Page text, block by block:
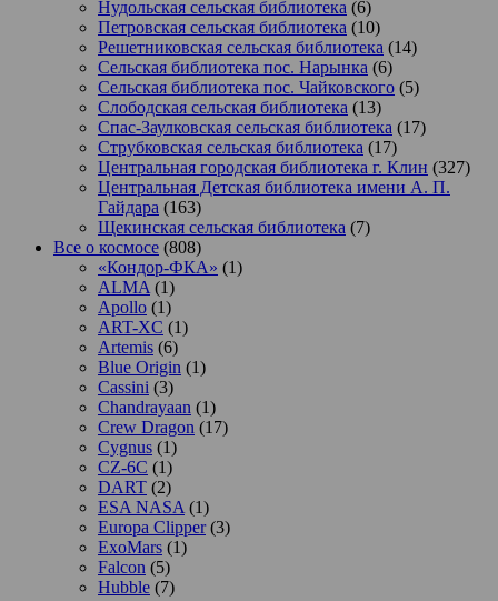
Нудольская сельская библиотека (6)
Петровская сельская библиотека (10)
Решетниковская сельская библиотека (14)
Сельская библиотека пос. Нарынка (6)
Сельская библиотека пос. Чайковского (5)
Слободская сельская библиотека (13)
Спас-Заулковская сельская библиотека (17)
Струбковская сельская библиотека (17)
Центральная городская библиотека г. Клин (327)
Центральная Детская библиотека имени А. П.
Гайдара (163)
Щекинская сельская библиотека (7)
Все о космосе (808)
«Кондор-ФКА» (1)
ALMA (1)
Apollo (1)
ART-XC (1)
Artemis (6)
Blue Origin (1)
Cassini (3)
Chandrayaan (1)
Crew Dragon (17)
Cygnus (1)
CZ-6C (1)
DART (2)
ESA NASA (1)
Europa Clipper(3)
ExoMars (1)
Falcon (5)
Hubble (7)